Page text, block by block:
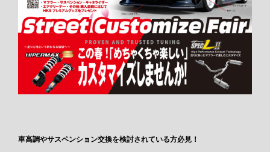
車高調やサスペンション交換を検討されている方必見！